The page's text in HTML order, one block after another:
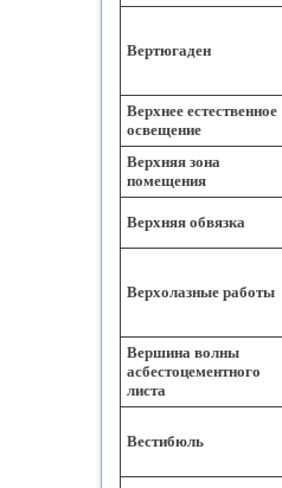
Вертюгаден
Верхнее естественное
освещение
Верхняя зона
помещения
Верхняя обвязка
Верхолазные работы
Вершина волны
асбестоцементного
листа
Вестибюль